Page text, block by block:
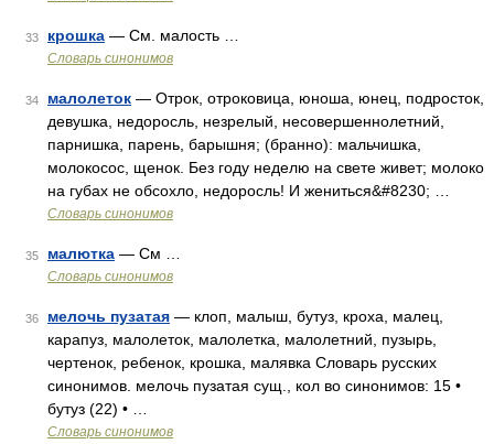
33 крошка — См. малость …
Словарь синонимов
34 малолеток — Отрок, отроковица, юноша, юнец, подросток,
девушка, недоросль, незрелый, несовершеннолетний,
парнишка, парень, барышня; (бранно): мальчишка,
молокосос, щенок. Без году неделю на свете живет; молоко
на губах не обсохло, недоросль! И жениться&#8230; …
Словарь синонимов
35 малютка — См …
Словарь синонимов
36 мелочь пузатая — клоп, малыш, бутуз, кроха, малец,
карапуз, малолеток, малолетка, малолетний, пузырь,
чертенок, ребенок, крошка, малявка Словарь русских
синонимов. мелочь пузатая сущ., кол во синонимов: 15 •
бутуз (22) • …
Словарь синонимов